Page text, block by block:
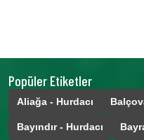
Popüler Etiketler
Aliağa - Hurdacı
Bayındır - Hurdacı